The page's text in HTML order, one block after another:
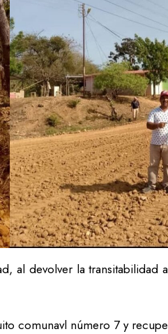
al devolver la transitabilidad
comunavl número 7 y